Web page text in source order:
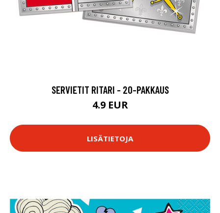
SERVIETIT RITARI - 20-PAKKAUS
4.9 EUR
LISÄTIETOJA